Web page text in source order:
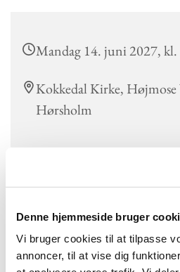
Denne hjemmeside bruger
Vi bruger cookies til at tilpasse
annoncer, til at vise dig
Mandag 14. juni 2027, kl.
Kokkedal Kirke, Højmose
Hørsholm
Der er lektiecafé hver mandag kl.
udfordringer.
Lektiecaféen drives af en gruppe
forskellige baggrunde, herunder
og frivillige fra andre fagområder.